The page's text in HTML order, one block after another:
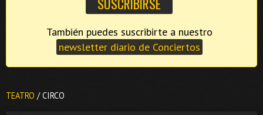
newsletter diario de Conciertos
TEATRO / CIRCO